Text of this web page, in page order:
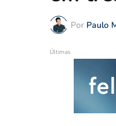
Por Paulo
Últimas